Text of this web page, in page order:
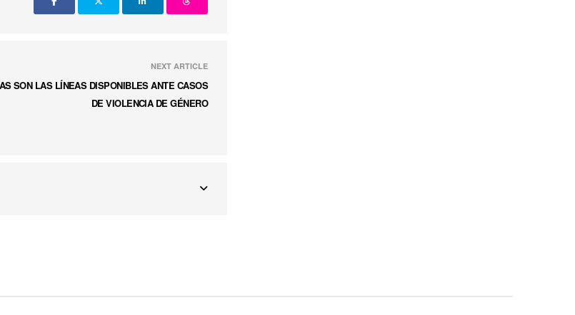
NEXT ARTICLE
SON LAS LÍNEAS DISPONIBLES ANTE CASOS
DE VIOLENCIA DE GÉNERO